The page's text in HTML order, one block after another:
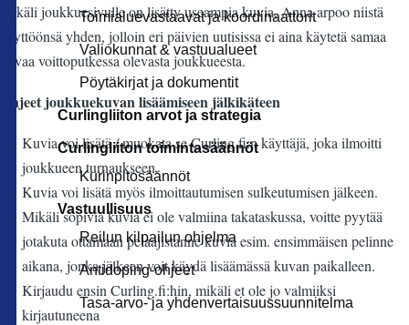
Toimialuevastaavat ja koordinaattorit
Valiokunnat & vastuualueet
Pöytäkirjat ja dokumentit
Curlingliiton arvot ja strategia
Curlingliiton toimintasäännöt
Kurinpitosäännöt
Vastuullisuus
Reilun kilpailun ohjelma
Antidoping-ohjeet
Tasa-arvo- ja yhdenvertaisuussuunnitelma
Mikäli joukkuesivulle on lisätty useampia kuvia, Anna arpoo niistä
käyttöönsä yhden, jolloin eri päivien uutisissa ei aina käytetä samaa
kuvaa voittoputkessa olevasta joukkueesta.
Ohjeet joukkuekuvan lisäämiseen jälkikäteen
Kuvia voi lisätä / muokata se Curling.fi:n käyttäjä, joka ilmoitti
joukkueen turnaukseen.
Kuvia voi lisätä myös ilmoittautumisen sulkeutumisen jälkeen.
Mikäli sopivia kuvia ei ole valmiina takataskussa, voitte pyytää
jotakuta ottamaan pelaajistanne kuvia esim. ensimmäisen pelinne
aikana, jonka jälkeen voit käydä lisäämässä kuvan paikalleen.
Kirjaudu ensin Curling.fi:hin, mikäli et ole jo valmiiksi
kirjautuneena